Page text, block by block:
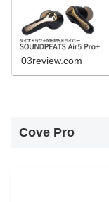
03review.com
Cove Pro